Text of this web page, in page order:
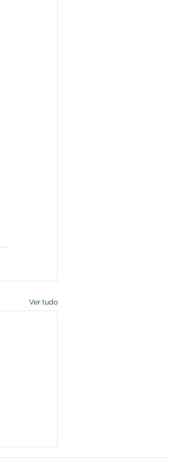
Ver tudo